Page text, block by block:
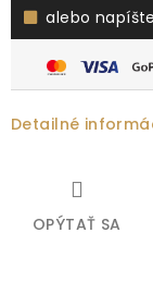
alebo
Detailné
OPÝTAŤ SA